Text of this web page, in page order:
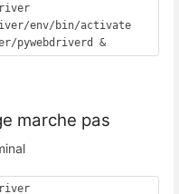
env/bin/activate
pywebdriverd &
marche pas